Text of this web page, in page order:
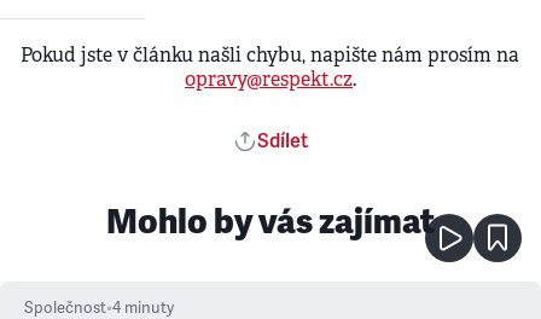
Pokud jste v článku našli chybu, napište nám prosím na
opravy@respekt.cz.
Sdílet
Mohlo by vás zajímat
Společnost•4 minuty